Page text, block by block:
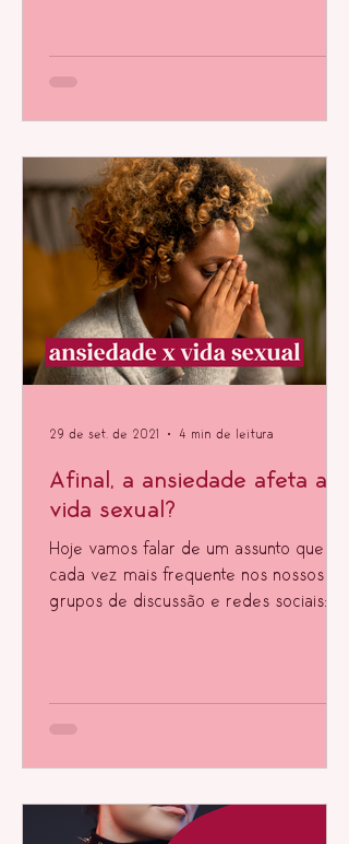
Afinal, a ansiedade afeta a
vida sexual?
Hoje vamos falar de um assunto que é
cada vez mais frequente nos nossos
grupos de discussão e redes sociais:
29 de set. de 2021 4 min de leitura